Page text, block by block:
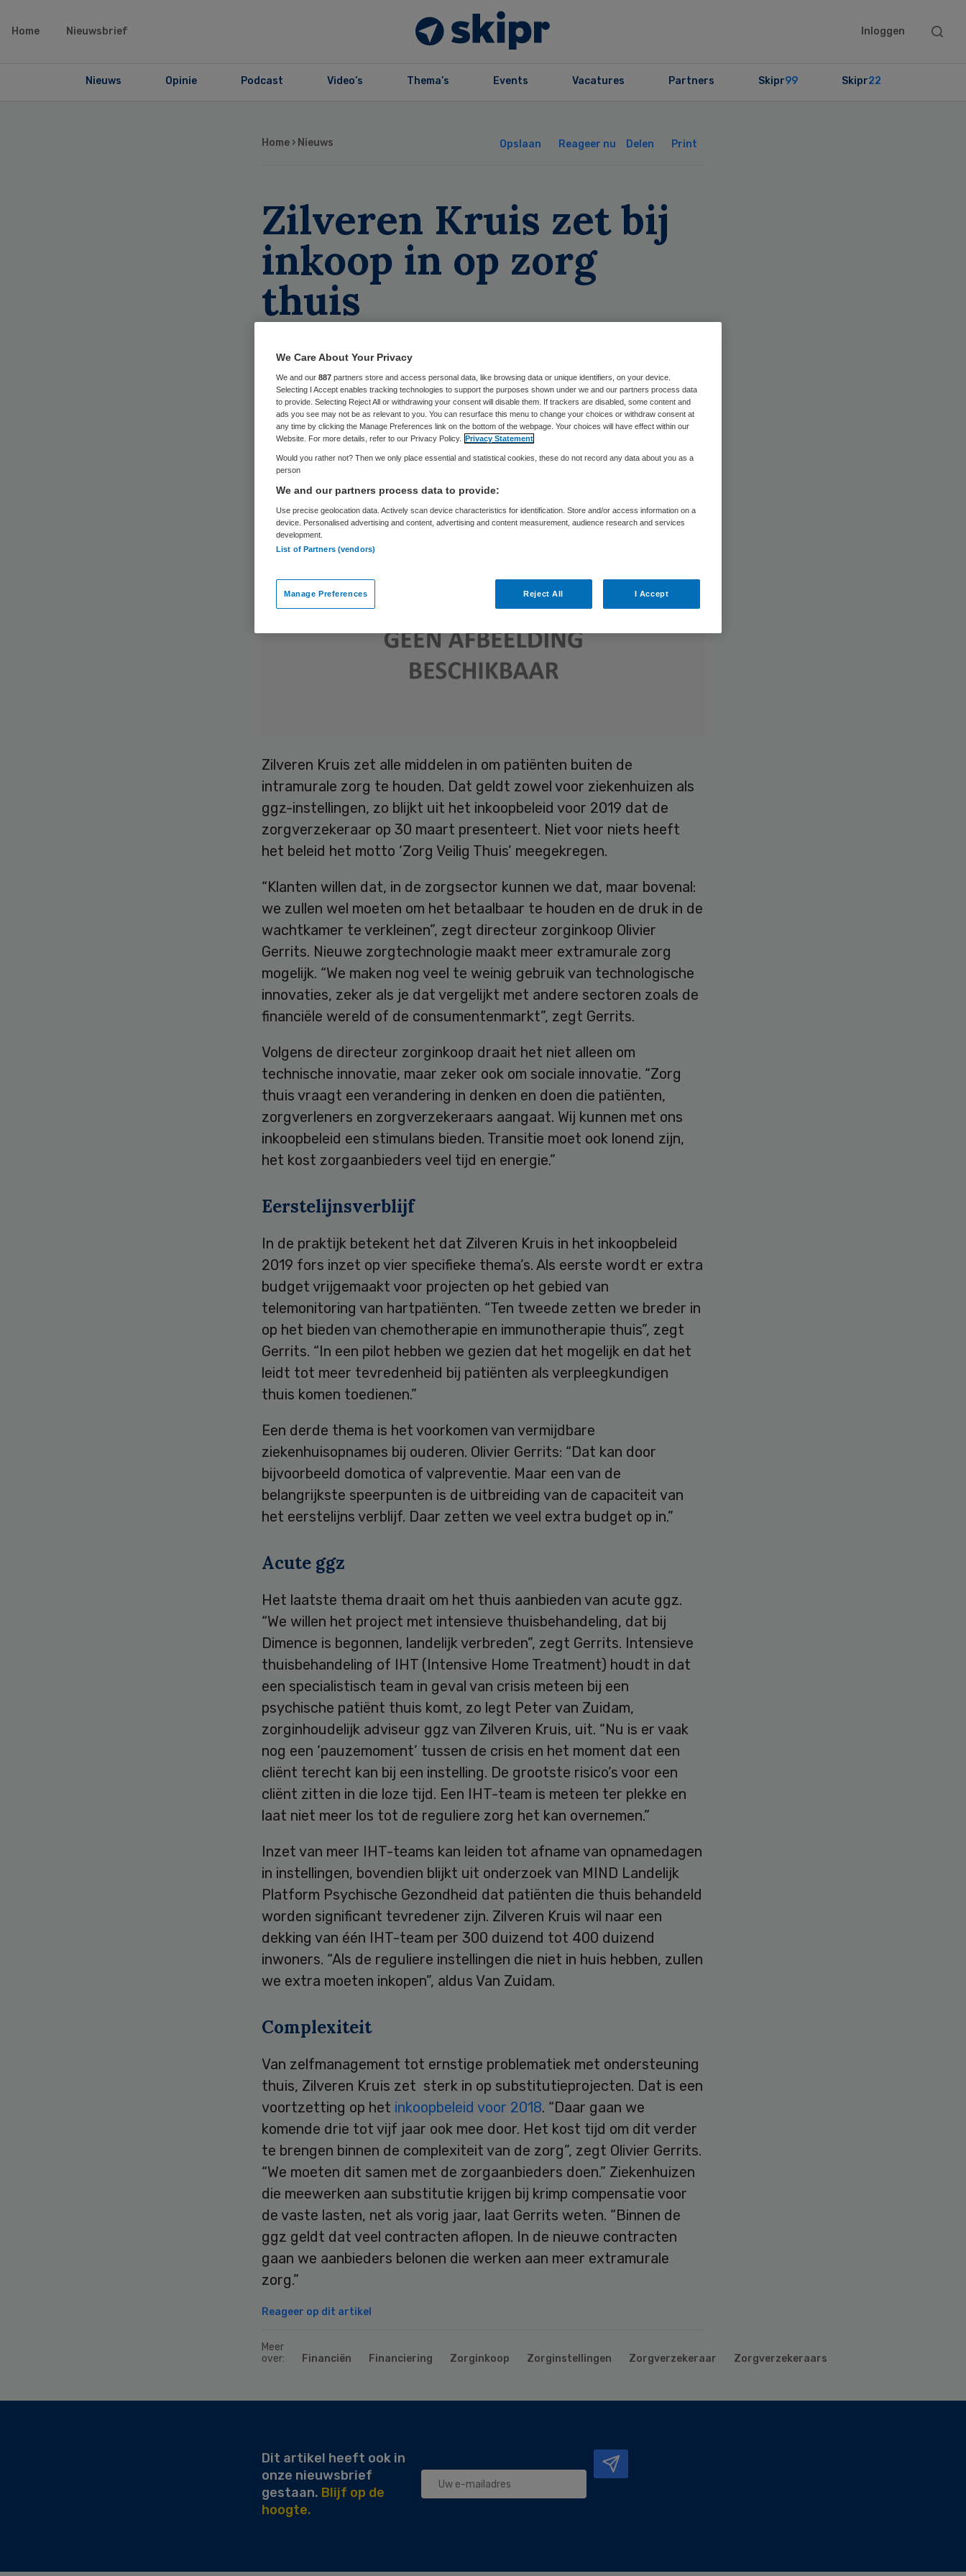
Home Nieuwsbrief Inloggen
Search
Nieuws Opinie Podcast Video’s Thema’s Events Vacatures Partners Skipr99 Skipr22
Home › Nieuws Opslaan Reageer nu Delen Print
Zilveren Kruis zet bij
inkoop in op zorg
thuis
Zilveren Kruis zet alle middelen in om patiënten buiten de
intramurale zorg te houden. Dat geldt zowel voor ziekenhuizen als
ggz-instellingen, zo blijkt uit het inkoopbeleid voor 2019 dat de
zorgverzekeraar op 30 maart presenteert. Niet voor niets heeft
het beleid het motto ‘Zorg Veilig Thuis’ meegekregen.
“Klanten willen dat, in de zorgsector kunnen we dat, maar bovenal:
we zullen wel moeten om het betaalbaar te houden en de druk in de
wachtkamer te verkleinen”, zegt directeur zorginkoop Olivier
Gerrits. Nieuwe zorgtechnologie maakt meer extramurale zorg
mogelijk. “We maken nog veel te weinig gebruik van technologische
innovaties, zeker als je dat vergelijkt met andere sectoren zoals de
financiële wereld of de consumentenmarkt”, zegt Gerrits.
Volgens de directeur zorginkoop draait het niet alleen om
technische innovatie, maar zeker ook om sociale innovatie. “Zorg
thuis vraagt een verandering in denken en doen die patiënten,
zorgverleners en zorgverzekeraars aangaat. Wij kunnen met ons
inkoopbeleid een stimulans bieden. Transitie moet ook lonend zijn,
het kost zorgaanbieders veel tijd en energie.”
Eerstelijnsverblijf
In de praktijk betekent het dat Zilveren Kruis in het inkoopbeleid
2019 fors inzet op vier specifieke thema’s. Als eerste wordt er extra
budget vrijgemaakt voor projecten op het gebied van
telemonitoring van hartpatiënten. “Ten tweede zetten we breder in
op het bieden van chemotherapie en immunotherapie thuis”, zegt
Gerrits. “In een pilot hebben we gezien dat het mogelijk en dat het
leidt tot meer tevredenheid bij patiënten als verpleegkundigen
thuis komen toedienen.”
Een derde thema is het voorkomen van vermijdbare
ziekenhuisopnames bij ouderen. Olivier Gerrits: “Dat kan door
bijvoorbeeld domotica of valpreventie. Maar een van de
belangrijkste speerpunten is de uitbreiding van de capaciteit van
het eerstelijns verblijf. Daar zetten we veel extra budget op in.”
Acute ggz
Het laatste thema draait om het thuis aanbieden van acute ggz.
“We willen het project met intensieve thuisbehandeling, dat bij
Dimence is begonnen, landelijk verbreden”, zegt Gerrits. Intensieve
thuisbehandeling of IHT (Intensive Home Treatment) houdt in dat
een specialistisch team in geval van crisis meteen bij een
psychische patiënt thuis komt, zo legt Peter van Zuidam,
zorginhoudelijk adviseur ggz van Zilveren Kruis, uit. “Nu is er vaak
nog een ‘pauzemoment’ tussen de crisis en het moment dat een
cliënt terecht kan bij een instelling. De grootste risico’s voor een
cliënt zitten in die loze tijd. Een IHT-team is meteen ter plekke en
laat niet meer los tot de reguliere zorg het kan overnemen.”
Inzet van meer IHT-teams kan leiden tot afname van opnamedagen
in instellingen, bovendien blijkt uit onderzoek van MIND Landelijk
Platform Psychische Gezondheid dat patiënten die thuis behandeld
worden significant tevredener zijn. Zilveren Kruis wil naar een
dekking van één IHT-team per 300 duizend tot 400 duizend
inwoners. “Als de reguliere instellingen die niet in huis hebben, zullen
we extra moeten inkopen”, aldus Van Zuidam.
Complexiteit
Van zelfmanagement tot ernstige problematiek met ondersteuning
thuis, Zilveren Kruis zet sterk in op substitutieprojecten. Dat is een
voortzetting op het inkoopbeleid voor 2018. “Daar gaan we
komende drie tot vijf jaar ook mee door. Het kost tijd om dit verder
te brengen binnen de complexiteit van de zorg”, zegt Olivier Gerrits.
“We moeten dit samen met de zorgaanbieders doen.” Ziekenhuizen
die meewerken aan substitutie krijgen bij krimp compensatie voor
de vaste lasten, net als vorig jaar, laat Gerrits weten. “Binnen de
ggz geldt dat veel contracten aflopen. In de nieuwe contracten
gaan we aanbieders belonen die werken aan meer extramurale
zorg.”
Reageer op dit artikel
Meer
over:
Financiën Financiering Zorginkoop Zorginstellingen Zorgverzekeraar Zorgverzekeraars
Secondary
Dit artikel heeft ook in
onze nieuwsbrief
gestaan. Blijf op de
hoogte.
We Care About Your Privacy
We and our 887 partners store and access personal data, like browsing data or unique identifiers, on your device.
Selecting I Accept enables tracking technologies to support the purposes shown under we and our partners process data
to provide. Selecting Reject All or withdrawing your consent will disable them. If trackers are disabled, some content and
ads you see may not be as relevant to you. You can resurface this menu to change your choices or withdraw consent at
any time by clicking the Manage Preferences link on the bottom of the webpage. Your choices will have effect within our
Website. For more details, refer to our Privacy Policy. Privacy Statement
Would you rather not? Then we only place essential and statistical cookies, these do not record any data about you as a
person
We and our partners process data to provide:
Use precise geolocation data. Actively scan device characteristics for identification. Store and/or access information on a
device. Personalised advertising and content, advertising and content measurement, audience research and services
development.
List of Partners (vendors)
Manage Preferences Reject All I Accept